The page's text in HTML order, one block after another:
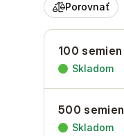
Porovnať
100 semien
Skladom
500 semien
Skladom